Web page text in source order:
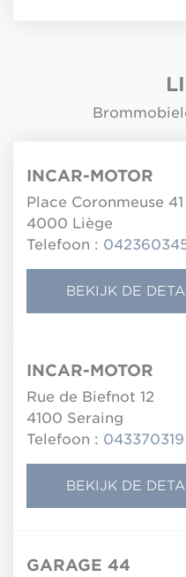
INCAR-MOTOR
Place Coronmeuse 41
4000 Liège
Telefoon :
BEKIJK DE
INCAR-MOTOR
Rue de Biefnot 12
4100 Seraing
Telefoon : 043370319
BEKIJK DE
GARAGE 44